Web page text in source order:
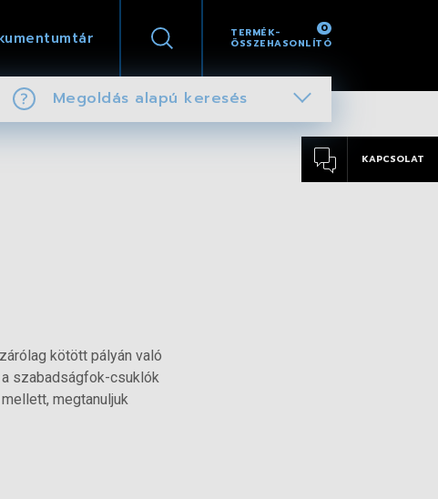
TERMÉK-
ÖSSZEHASONLÍTÓ
0
Megoldás alapú keresés
KAPCSOLAT
kötött pályán való
szabadságfok-csuklók
megtanuljuk